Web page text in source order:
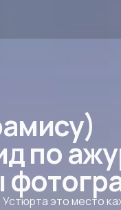
ажурным
это место кажется
насыщенные